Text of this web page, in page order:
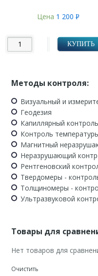
Цена 1 200 Р
КУПИТЬ
Методы контроля:
Визуальный и
Геодезия
Капиллярный контроль
Контроль
Магнитный
Неразрушающий
Рентгеновский
Твердомеры -
Толщиномеры -
Ультразвуковой
Товары для
Нет товаров для
Очистить